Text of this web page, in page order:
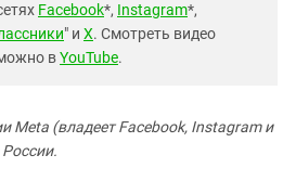
Facebook*, Instagram*,
" и X. Смотреть видео
вYouTube.
Meta (владеет Facebook, Instagram и